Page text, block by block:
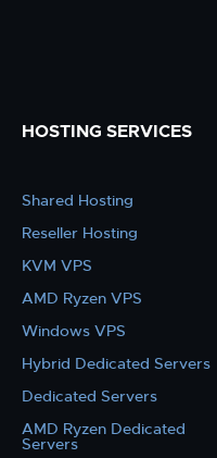
HOSTING SERVICES
Shared Hosting
Reseller Hosting
KVM VPS
AMD Ryzen VPS
Windows VPS
Hybrid Dedicated Servers
Dedicated Servers
AMD Ryzen Dedicated
Servers